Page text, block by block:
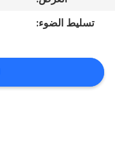
أخبار
اطلب
اقتباس
تسليط الضوء: